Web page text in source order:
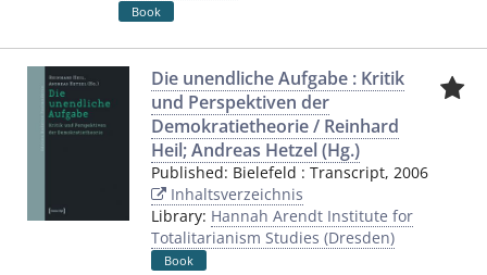
Book
Die unendliche Aufgabe : Kritik
und Perspektiven der
Demokratietheorie / Reinhard
Heil; Andreas Hetzel (Hg.)
Published: Bielefeld : Transcript, 2006
Inhaltsverzeichnis
Library: Hannah Arendt Institute for
Totalitarianism Studies (Dresden)
Book